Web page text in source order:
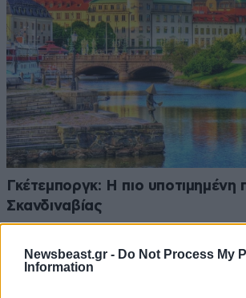
Newsbeast.gr - Do Not Process My
Information
Γκέτεμποργκ: Η πιο υποτιμημένη
Σκανδιναβίας